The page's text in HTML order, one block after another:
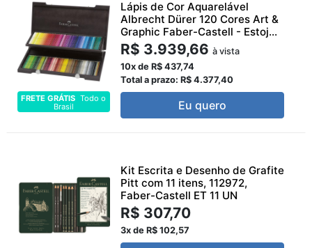
FRETE GRÁTIS Todo o
Brasil
Lápis de Cor Aquarelável
Albrecht Dürer 120 Cores Art &
Graphic Faber-Castell - Estoj...
R$ 3.939,66 à vista
10x de R$ 437,74
Total a prazo: R$ 4.377,40
Eu quero
Kit Escrita e Desenho de Grafite
Pitt com 11 itens, 112972,
Faber-Castell ET 11 UN
R$ 307,70
3x de R$ 102,57